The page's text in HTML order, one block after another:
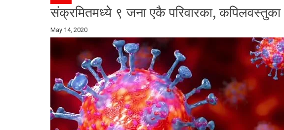
संक्रमितमध्ये ९ जना एकै परिवारका, कपिलवस्तुका
By
Bhindai
May 14, 2020